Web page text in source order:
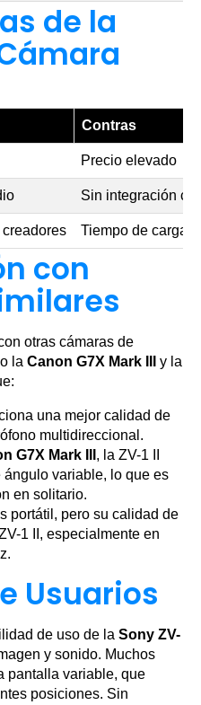
de la
Contras
Precio elevado
Sin integración
Tiempo de carga
con
otras cámaras de
la Canon G7X Mark III
y la
una mejor calidad de
multidireccional.
G7X Mark III , la ZV-1 II
variable, lo que es
en solitario.
portátil, pero su calidad de
1 II, especialmente en
Usuarios
de uso de la Sony ZV-
y sonido. Muchos
pantalla variable, que
posiciones. Sin